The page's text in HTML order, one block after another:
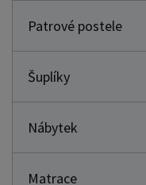
Patrové postele
Šuplíky
Nábytek
Matrace